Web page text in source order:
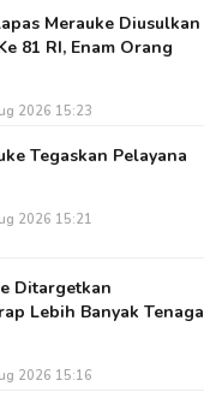
Merauke Diusulkan
81 RI, Enam Orang
2026 15:23
Tegaskan Pelayana
2026 15:21
Ditargetkan
Lebih Banyak Tenaga
2026 15:16